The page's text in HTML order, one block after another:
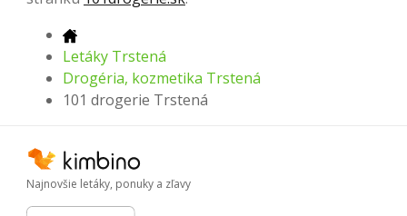
Letáky Trstená
Drogéria, kozmetika Trstená
101 drogerie Trstená
Najnovšie letáky, ponuky a zľavy